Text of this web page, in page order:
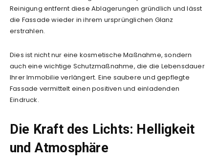
Reinigung entfernt diese Ablagerungen gründlich und lässt
die Fassade wieder in ihrem ursprünglichen Glanz
erstrahlen.
Dies ist nicht nur eine kosmetische Maßnahme, sondern
auch eine wichtige Schutzmaßnahme, die die Lebensdauer
Ihrer Immobilie verlängert. Eine saubere und gepflegte
Fassade vermittelt einen positiven und einladenden
Eindruck.
Die Kraft des Lichts: Helligkeit
und Atmosphäre